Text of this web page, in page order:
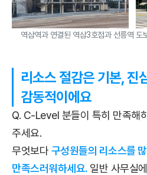
역삼역과 연결된 역삼3호점과 선릉역 도
리소스 절감은 기본, 진
감동적이에요
Q. C-Level 분들이 특히 만족해
주세요.
무엇보다 구성원들의 리소스를
만족스러워하세요.일반 사무실